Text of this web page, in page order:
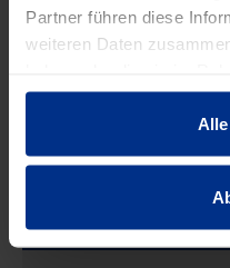
Partner führen diese
weiteren Daten
gesammelt haben.
204,00 €